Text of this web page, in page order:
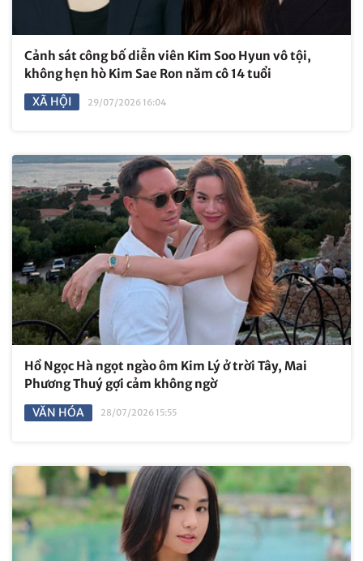
Cảnh sát công bố diễn viên Kim Soo Hyun vô tội,
không hẹn hò Kim Sae Ron năm cô 14 tuổi
XÃ HỘI 29/07/2026 16:04
Hồ Ngọc Hà ngọt ngào ôm Kim Lý ở trời Tây, Mai
Phương Thuý gợi cảm không ngờ
VĂN HÓA 28/07/2026 15:55